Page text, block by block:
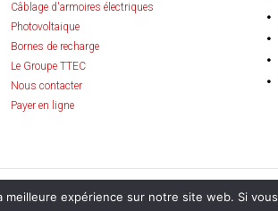
Câblage d'armoires électriques
Photovoltaique
Bornes de recharge
Le Groupe TTEC
Nous contacter
Payer en ligne
par LICOM Développement BOOSTACOM
expérience sur notre site web. Si